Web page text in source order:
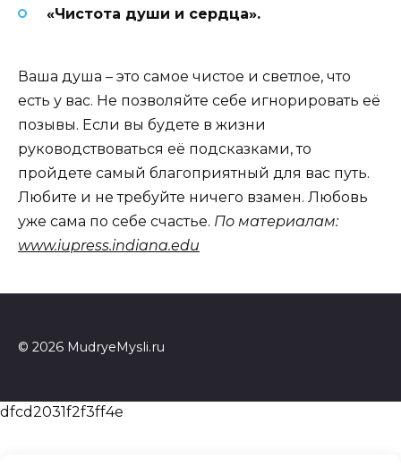
«Чистота души и сердца».
Ваша душа – это самое чистое и светлое, что
есть у вас. Не позволяйте себе игнорировать её
позывы. Если вы будете в жизни
руководствоваться её подсказками, то
пройдете самый благоприятный для вас путь.
Любите и не требуйте ничего взамен. Любовь
уже сама по себе счастье. По материалам:
www.iupress.indiana.edu
© 2026 MudryeMysli.ru
dfcd2031f2f3ff4e